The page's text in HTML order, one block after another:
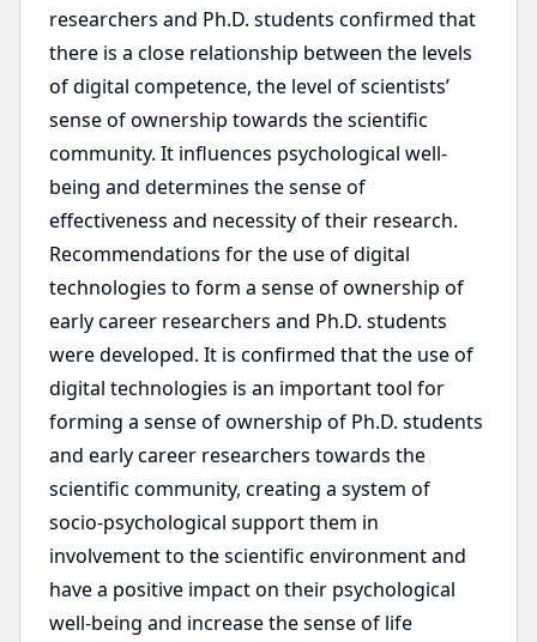
researchers and Ph.D. students confirmed that
there is a close relationship between the levels
of digital competence, the level of scientists’
sense of ownership towards the scientific
community. It influences psychological well-
being and determines the sense of
effectiveness and necessity of their research.
Recommendations for the use of digital
technologies to form a sense of ownership of
early career researchers and Ph.D. students
were developed. It is confirmed that the use of
digital technologies is an important tool for
forming a sense of ownership of Ph.D. students
and early career researchers towards the
scientific community, creating a system of
socio-psychological support them in
involvement to the scientific environment and
have a positive impact on their psychological
well-being and increase the sense of life